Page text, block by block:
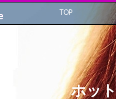
TOP
ホッ